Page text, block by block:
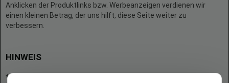
Anklicken der Produktlinks bzw. Werbeanzeigen verdienen wir
einen kleinen Betrag, der uns hilft, diese Seite weiter zu
verbessern.
HINWEIS
* = Afilliate-Link (=Werbung)